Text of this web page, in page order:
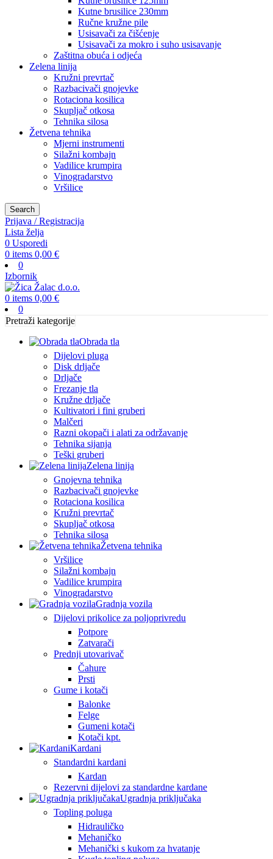
Kutne brusilice 230mm
Ručne kružne pile
Usisavači za čišćenje
Usisavači za mokro i suho usisavanje
Zaštitna obuća i odjeća
Zelena linija
Kružni prevrtač
Razbacivači gnojevke
Rotaciona kosilica
Skupljač otkosa
Tehnika silosa
Žetvena tehnika
Mjerni instrumenti
Silažni kombajn
Vadilice krumpira
Vinogradarstvo
Vršilice
Search
Prijava / Registracija
Lista želja
0 Usporedi
0 items 0,00 €
0
Izbornik
0 items 0,00 €
0
Pretraži kategorije
Obrada tla
Dijelovi pluga
Disk drljače
Drljače
Frezanje tla
Kružne drljače
Kultivatori i fini gruberi
Malčeri
Razni okopači i alati za održavanje
Tehnika sijanja
Teški gruberi
Zelena linija
Gnojevna tehnika
Razbacivači gnojevke
Rotaciona kosilica
Kružni prevrtač
Skupljač otkosa
Tehnika silosa
Žetvena tehnika
Vršilice
Silažni kombajn
Vadilice krumpira
Vinogradarstvo
Gradnja vozila
Dijelovi prikolice za poljoprivredu
Potpore
Zatvarači
Prednji utovarivač
Čahure
Prsti
Gume i kotači
Balonke
Felge
Gumeni kotači
Kotači kpt.
Kardani
Standardni kardani
Kardan
Rezervni dijelovi za standardne kardane
Ugradnja priključaka
Topling poluga
Hidrauličko
Mehaničko
Mehanički s kukom za hvatanje